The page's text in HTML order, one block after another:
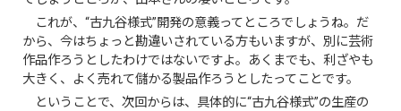
これが、“古九谷様式”開発の意義ってところでしょうね。だ
から、今はちょっと勘違いされている方もいますが、別に芸術
作品作ろうとしたわけではないですよ。あくまでも、利ざやも
大きく、よく売れて儲かる製品作ろうとしたってことです。
ということで、次回からは、具体的に“古九谷様式”の生産の